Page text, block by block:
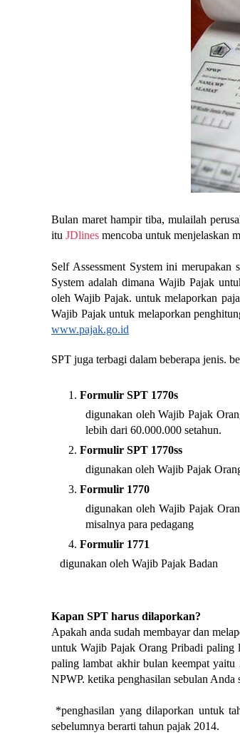
Bulan maret hampir tiba, mulailah
itu JDlines mencoba untuk menjelaskan
Self Assessment System ini merupakan
System adalah dimana Wajib Pajak
oleh Wajib Pajak. untuk melaporkan
www.pajak.go.id
SPT juga terbagi dalam beberapa jenis.
Formulir SPT 1770s
digunakan oleh Wajib Pajak
lebih dari 60.000.000 setahun.
Formulir SPT 1770ss
digunakan oleh Wajib Pajak
Formulir 1770
digunakan oleh Wajib Pajak
misalnya para pedagang
Formulir 1771
digunakan oleh Wajib Pajak Badan
Kapan SPT harus dilaporkan?
Apakah anda sudah membayar dan
untuk Wajib Pajak Orang Pribadi
paling lambat akhir bulan keempat
NPWP. ketika penghasilan sebulan Anda
sebelumnya berarti tahun pajak 2014.